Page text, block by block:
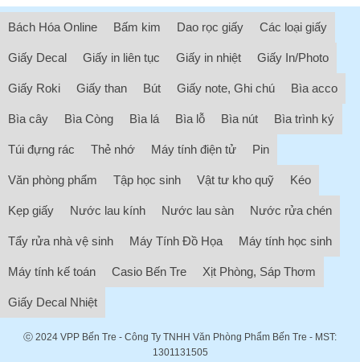
Bách Hóa Online Bấm kim Dao rọc giấy Các loại giấy
Giấy Decal Giấy in liên tục Giấy in nhiệt Giấy In/Photo
Giấy Roki Giấy than Bút Giấy note, Ghi chú Bìa acco
Bìa cây Bìa Còng Bìa lá Bìa lỗ Bìa nút Bìa trình ký
Túi đựng rác Thẻ nhớ Máy tính điện tử Pin
Văn phòng phẩm Tập học sinh Vật tư kho quỹ Kéo
Kẹp giấy Nước lau kính Nước lau sàn Nước rửa chén
Tẩy rửa nhà vệ sinh Máy Tính Đồ Họa Máy tính học sinh
Máy tính kế toán Casio Bến Tre Xịt Phòng, Sáp Thơm
Giấy Decal Nhiệt
ⓒ 2024 VPP Bến Tre - Công Ty TNHH Văn Phòng Phẩm Bến Tre - MST:
1301131505